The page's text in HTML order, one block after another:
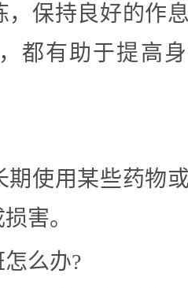
保持良好的作息
都有助于提高
期使用某些药物
害。
么办?